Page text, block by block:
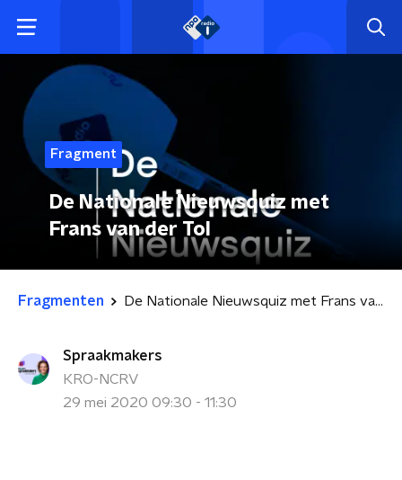
Fragment
De Nationale Nieuwsquiz met
Frans van der Tol
Fragmenten De Nationale Nieuwsquiz met Frans van der Tol
Spraakmakers
KRO-NCRV
29 mei 2020 09:30 - 11:30